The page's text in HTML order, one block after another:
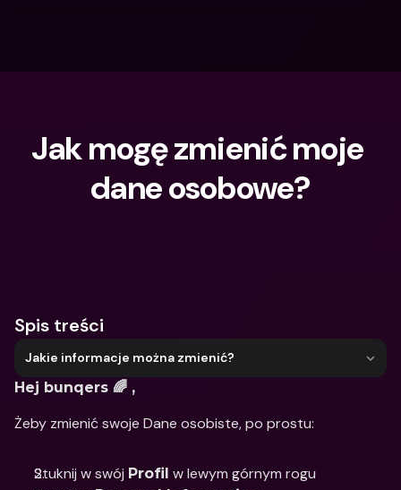
Jak mogę zmienić moje
dane osobowe?
Spis treści
Jakie informacje można zmienić?
Hej bunqers 🌈 ,
Żeby zmienić swoje Dane osobiste, po prostu:
Stuknij w swój Profil w lewym górnym rogu